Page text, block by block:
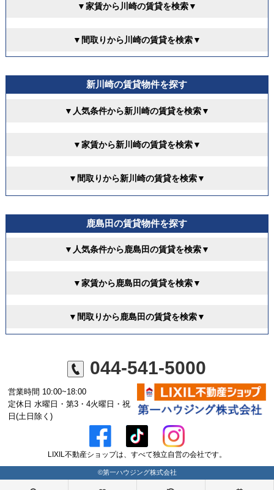
▼家賃から川崎の賃貸を検索▼
▼間取りから川崎の賃貸を検索▼
新川崎の賃貸物件を探す
▼人気条件から新川崎の賃貸を検索▼
▼家賃から新川崎の賃貸を検索▼
▼間取りから新川崎の賃貸を検索▼
鹿島田の賃貸物件を探す
▼人気条件から鹿島田の賃貸を検索▼
▼家賃から鹿島田の賃貸を検索▼
▼間取りから鹿島田の賃貸を検索▼
044-541-5000
営業時間 10:00~18:00
定休日 水曜日・第3・4火曜日・祝
日(土日除く)
LIXIL不動産ショップは、すべて独立自営の会社です。
©第一ハウジング株式会社